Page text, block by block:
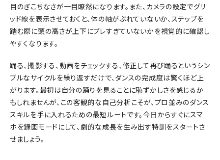
目のぎこちなさが一目瞭然になります。また、カメラの設定でグリ
ッド線を表示させておくと、体の軸がぶれていないか、ステップを
踏む際に頭の高さが上下にブレすぎていないかを視覚的に確認し
やすくなります。
踊る、撮影する、動画をチェックする、修正して再び踊るというシン
プルなサイクルを繰り返すだけで、ダンスの完成度は驚くほど上
がります。最初は自分の踊りを見ることに恥ずかしさを感じるか
もしれませんが、この客観的な自己分析こそが、プロ並みのダンス
スキルを手に入れるための最短ルートです。今日からすぐにスマ
ホを録画モードにして、劇的な成長を生み出す特訓をスタートさ
せましょう。